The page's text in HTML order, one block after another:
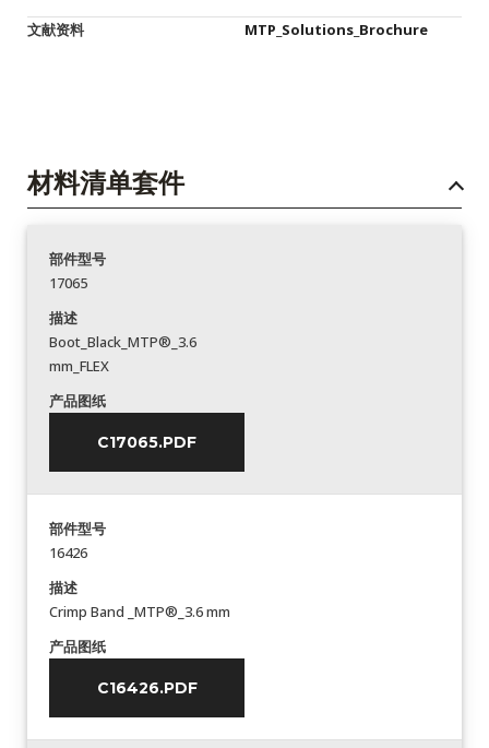
文献资料 MTP_Solutions_Brochure
材料清单套件
部件型号
17065
描述
Boot_Black_MTP®_3.6
mm_FLEX
产品图纸
C17065.PDF
部件型号
16426
描述
Crimp Band _MTP®_3.6 mm
产品图纸
C16426.PDF